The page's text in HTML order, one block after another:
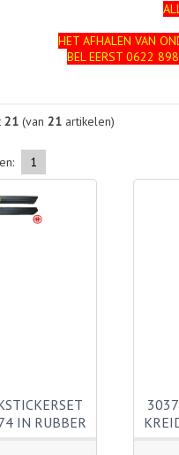
HET AFHALEN VAN
BEL EERST 0622
21(van 21artikelen)
1
IN RUBBER